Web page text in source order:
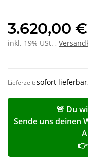
3.620,00 €
inkl. 19% USt. ,
Lieferzeit:sofort
🚨 Du
Sende uns deinen